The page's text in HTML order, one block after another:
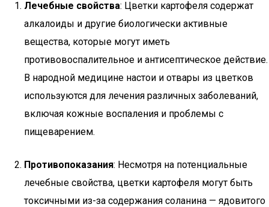
Лечебные свойства: Цветки картофеля содержат
алкалоиды и другие биологически активные
вещества, которые могут иметь
противовоспалительное и антисептическое действие.
В народной медицине настои и отвары из цветков
используются для лечения различных заболеваний,
включая кожные воспаления и проблемы с
пищеварением.
Противопоказания: Несмотря на потенциальные
лечебные свойства, цветки картофеля могут быть
токсичными из-за содержания соланина — ядовитого